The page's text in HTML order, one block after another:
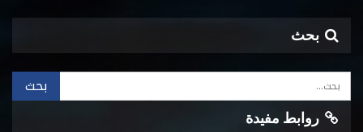
بحث
روابط مفيدة